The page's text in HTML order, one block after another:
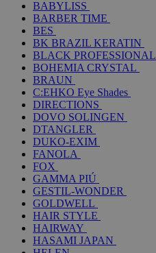
BABYLISS
BARBER TIME
BES
BK BRAZIL KERATIN
BLACK PROFESSIONAL
BOHEMIA CRYSTAL
BRAUN
C:EHKO Eye Shades
DIRECTIONS
DOVO SOLINGEN
DTANGLER
DUKO-EXIM
FANOLA
FOX
GAMMA PIÚ
GESTIL-WONDER
GOLDWELL
HAIR STYLE
HAIRWAY
HASAMI JAPAN